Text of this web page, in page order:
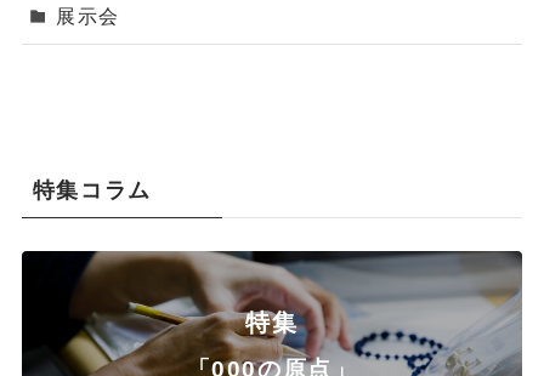
展示会
特集コラム
特集
「000の原点」